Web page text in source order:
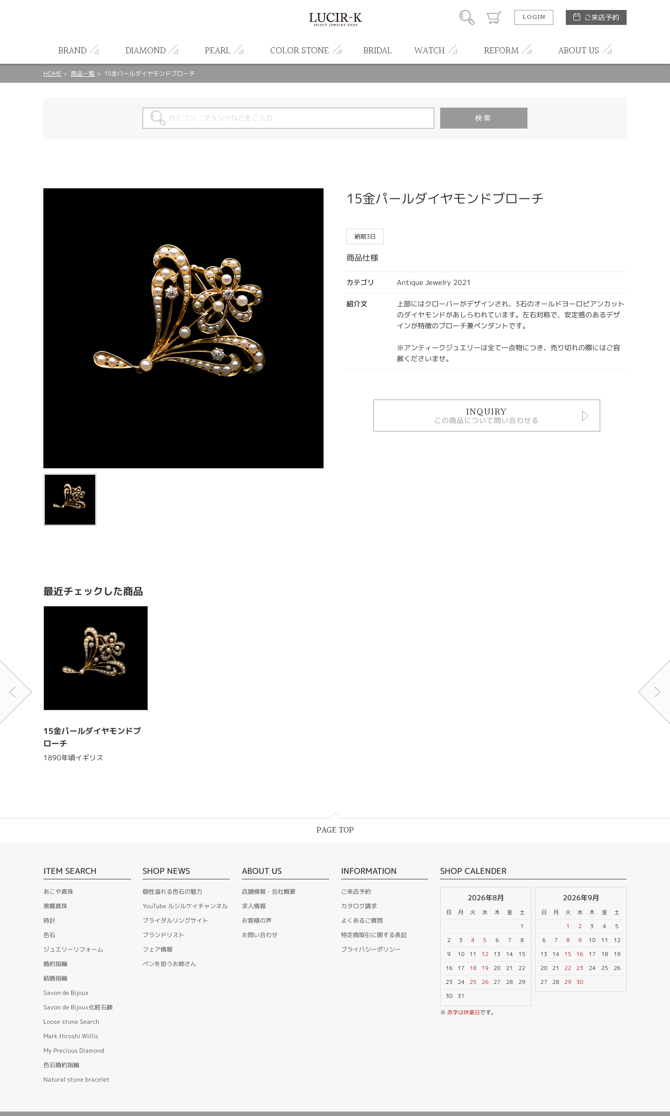
LOGIN ご来店予約
BRAND DIAMOND PEARL COLOR STONE BRIDAL WATCH REFORM ABOUT US
HOME 商品一覧 15金パールダイヤモンドブローチ
15金パールダイヤモンドブローチ
納期3日
商品仕様
カテゴリ Antique Jewelry 2021
紹介文
上部にはクローバーがデザインされ、3石のオールドヨーロピアンカット
のダイヤモンドがあしらわれています。左右対称で、安定感のあるデザ
インが特徴のブローチ兼ペンダントです。
※アンティークジュエリーは全て一点物につき、売り切れの際にはご容
赦くださいませ。
INQUIRY
この商品について問い合わせる
最近チェックした商品
15金パールダイヤモンドブ
ローチ
1890年頃イギリス
PAGE TOP
ITEM SEARCH
あこや真珠
黒蝶真珠
時計
色石
ジュエリーリフォーム
婚約指輪
結婚指輪
Savon de Bijoux
Savon de Bijoux化粧石鹸
Loose stone Search
Mark Hiroshi Willis
My Precious Diamond
色石婚約指輪
Natural stone bracelet
SHOP NEWS
個性溢れる色石の魅力
YouTube ルシルケイチャンネル
ブライダルリングサイト
ブランドリスト
フェア情報
ペンを拾うお姉さん
ABOUT US
店舗情報・会社概要
求人情報
お客様の声
お問い合わせ
INFORMATION
ご来店予約
カタログ請求
よくあるご質問
特定商取引に関する表記
プライバシーポリシー
SHOP CALENDER
2026年8月
日 月 火 水 木 金
土
1
2
3 4 5 6 7
8
9
10 11 12 13 14
15
16
17 18 19 20 21
22
23
24 25 26 27 28
29
30
31
2026年9月
日 月 火 水 木 金
土
1
2 3 4
5
6
7 8 9 10 11
12
13
14 15 16 17 18
19
20
21 22 23 24 25
26
27
28 29 30
※ 赤字は休業日です。